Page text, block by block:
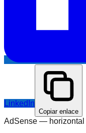
LinkedIn
Copiar enlace
AdSense — horizontal